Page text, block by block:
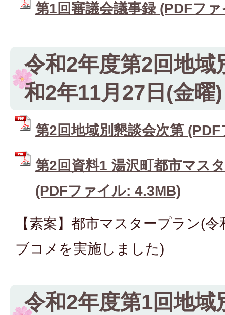
第1回審議会議事録 (PDFフ
令和2年度第2回地域
和2年11月27日(金曜
第2回地域別懇談会次第
第2回資料1 湯沢町都市マス
(PDFファイル: 4.3MB)
【素案】都市マスタープラン(
ブコメを実施しました)
令和2年度第1回地域